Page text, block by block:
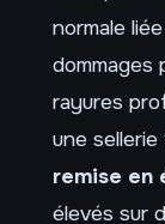
normale
dommages
rayures
une
remise en
élevés sur